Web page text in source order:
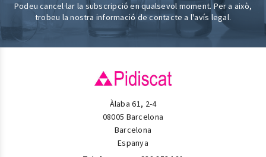
Podeu cancel·lar la subscripció en qualsevol moment. Per a això,
trobeu la nostra informació de contacte a l'avís legal.
Àlaba 61, 2-4
08005 Barcelona
Barcelona
Espanya